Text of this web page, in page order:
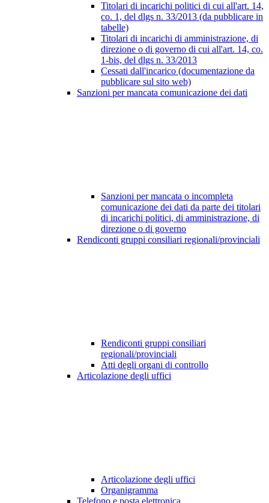
Titolari di incarichi politici di cui all'art. 14,
co. 1, del dlgs n. 33/2013 (da pubblicare in
tabelle)
Titolari di incarichi di amministrazione, di
direzione o di governo di cui all'art. 14, co.
1-bis, del dlgs n. 33/2013
Cessati dall'incarico (documentazione da
pubblicare sul sito web)
Sanzioni per mancata comunicazione dei dati
Sanzioni per mancata o incompleta
comunicazione dei dati da parte dei titolari
di incarichi politici, di amministrazione, di
direzione o di governo
Rendiconti gruppi consiliari regionali/provinciali
Rendiconti gruppi consiliari
regionali/provinciali
Atti degli organi di controllo
Articolazione degli uffici
Articolazione degli uffici
Organigramma